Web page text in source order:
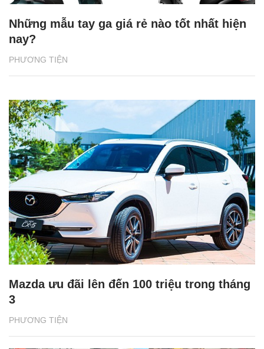
PHƯƠNG TIỆN
Những mẫu tay ga giá rẻ nào tốt nhất hiện
nay?
PHƯƠNG TIỆN
Mazda ưu đãi lên đến 100 triệu trong tháng
3